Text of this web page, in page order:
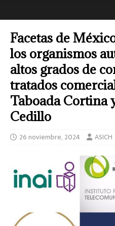
Facetas de
los organismos
altos grados de
tratados
Taboada Cortina
Cedillo
26 noviembre, 2024 ASICH